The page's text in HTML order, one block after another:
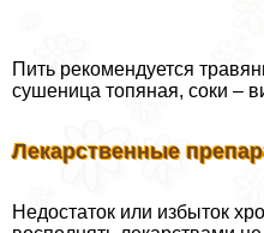
Пить рекомендуется
сушеница топяная, соки –
Лекарственные
Недостаток или избыток